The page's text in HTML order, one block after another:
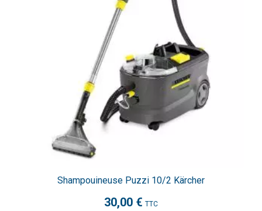
Shampouineuse Puzzi 10/2 Kärcher
30,00 € TTC